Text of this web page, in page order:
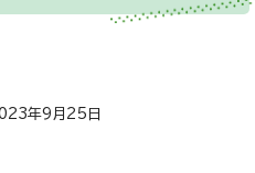
年9月25日